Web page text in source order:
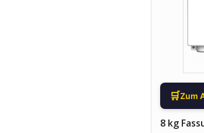
🛒Zum
8 kg